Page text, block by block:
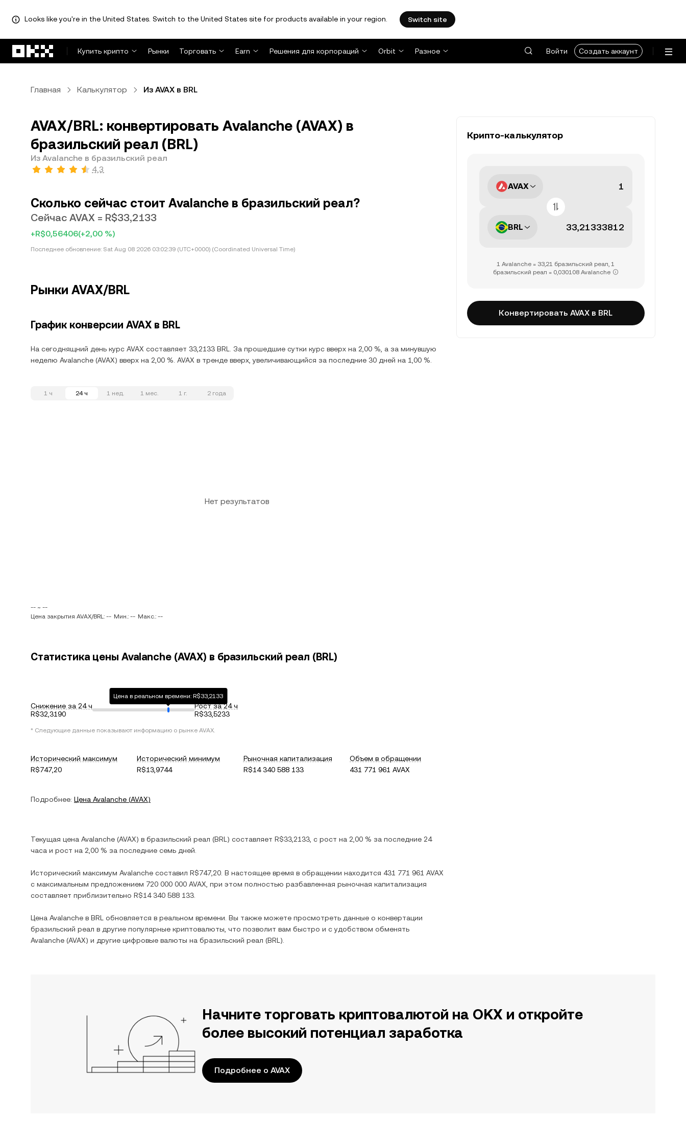
Looks like you're in the United States. Switch to the United States site for products available in your region. Switch site
Купить крипто
Рынки Торговать Earn Решения для корпораций Orbit Разное Войти Создать аккаунт
Главная Калькулятор Из AVAX в BRL
AVAX/BRL: конвертировать Avalanche (AVAX) в
бразильский реал (BRL)
Из Avalanche в бразильский реал
4,3
Сколько сейчас стоит Avalanche в бразильский реал?
Сейчас AVAX = R$33,2133
+R$0,56406(+2,00 %)
Последнее обновление: Sat Aug 08 2026 03:02:39 (UTC+0000) (Coordinated Universal Time)
Рынки AVAX/BRL
График конверсии AVAX в BRL
На сегоднящний день курс AVAX составляет 33,2133 BRL. За прошедшие сутки курс вверх на 2,00 %, а за минувшую
неделю Avalanche (AVAX) вверх на 2,00 %. AVAX в тренде вверх, увеличивающийся за последние 30 дней на 1,00 %.
1 ч 24 ч 1 нед. 1 мес. 1 г. 2 года
Нет результатов
-- ~ --
Цена закрытия AVAX/BRL: -- Мин.: -- Макс.: --
Статистика цены Avalanche (AVAX) в бразильский реал (BRL)
Снижение за 24 ч
R$32,3190
Цена в реальном времени: R$33,2133
Рост за 24 ч
R$33,5233
* Следующие данные показывают информацию о рынке AVAX.
Исторический максимум
R$747,20
Исторический минимум
R$13,9744
Рыночная капитализация
R$14 340 588 133
Объем в обращении
431 771 961 AVAX
Подробнее: Цена Avalanche (AVAX)
Текущая цена Avalanche (AVAX) в бразильский реал (BRL ) составляет R$33,2133 , c рост на 2,00 % за последние 24
часа и рост на 2,00 % за последние семь дней.
Исторический максимум Avalanche составил R$747,20 . В настоящее время в обращении находится 431 771 961 AVAX
с максимальным предложением 720 000 000 AVAX , при этом полностью разбавленная рыночная капитализация
составляет приблизительно R$14 340 588 133
Цена Avalanche в BRL обновляется в реальном времени. Вы также можете просмотреть данные о конвертации
бразильский реал в другие популярные криптовалюты, что позволит вам быстро и с удобством обменять
Avalanche (AVAX) и другие цифровые валюты на бразильский реал (BRL ).
Крипто-калькулятор
AVAX
BRL
1 Avalanche = 33,21 бразильский реал, 1
бразильский реал = 0,030108 Avalanche
Конвертировать AVAX в BRL
Начните торговать криптовалютой на OKX и откройте
более высокий потенциал заработка
Подробнее о AVAX